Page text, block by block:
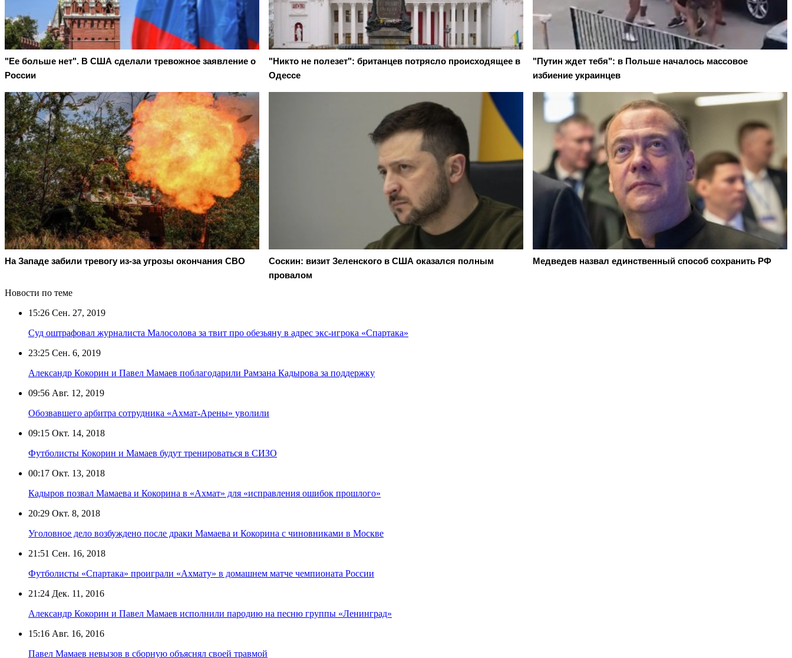
"Ее больше нет". В США сделали тревожное заявление о
России
"Никто не полезет": британцев потрясло происходящее в
Одессе
"Путин ждет тебя": в Польше началось массовое
избиение украинцев
На Западе забили тревогу из-за угрозы окончания СВО
Соскин: визит Зеленского в США оказался полным
провалом
Медведев назвал единственный способ сохранить РФ
Новости по теме
15:26 Сен. 27, 2019
Суд оштрафовал журналиста Малосолова за твит про обезьяну в адрес экс-игрока «Спартака»
23:25 Сен. 6, 2019
Александр Кокорин и Павел Мамаев поблагодарили Рамзана Кадырова за поддержку
09:56 Авг. 12, 2019
Обозвавшего арбитра сотрудника «Ахмат-Арены» уволили
09:15 Окт. 14, 2018
Футболисты Кокорин и Мамаев будут тренироваться в СИЗО
00:17 Окт. 13, 2018
Кадыров позвал Мамаева и Кокорина в «Ахмат» для «исправления ошибок прошлого»
20:29 Окт. 8, 2018
Уголовное дело возбуждено после драки Мамаева и Кокорина с чиновниками в Москве
21:51 Сен. 16, 2018
Футболисты «Спартака» проиграли «Ахмату» в домашнем матче чемпионата России
21:24 Дек. 11, 2016
Александр Кокорин и Павел Мамаев исполнили пародию на песню группы «Ленинград»
15:16 Авг. 16, 2016
Павел Мамаев невызов в сборную объяснял своей травмой